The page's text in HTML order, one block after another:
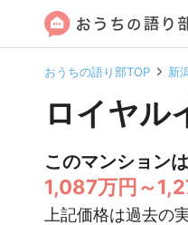
おうちの語り部TOP 新
ロイヤル
このマンション
1,087万円～
上記価格は過去の